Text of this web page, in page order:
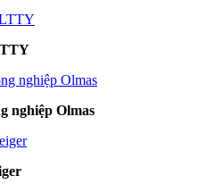
nghiệp Olmas